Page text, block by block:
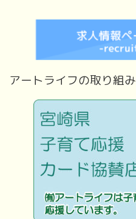
アートライフの取り組み